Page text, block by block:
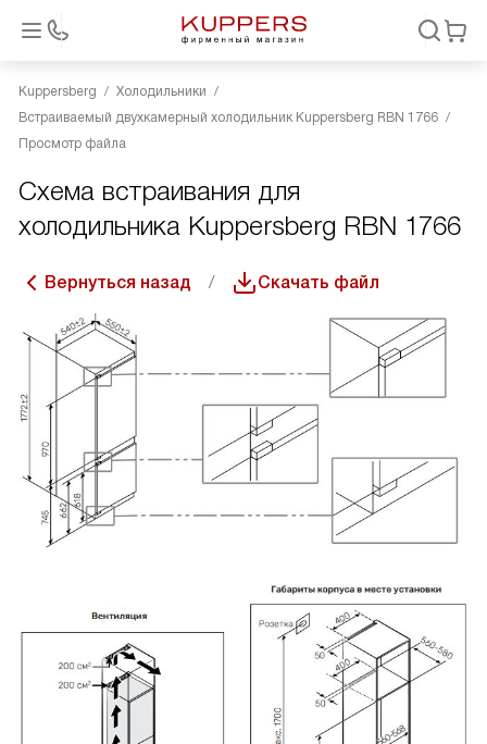
Kuppersberg
Холодильники
Встраиваемый двухкамерный холодильник Kuppersberg RBN 1766
Просмотр файла
Схема встраивания для
холодильника Kuppersberg RBN 1766
Вернуться назад Скачать файл